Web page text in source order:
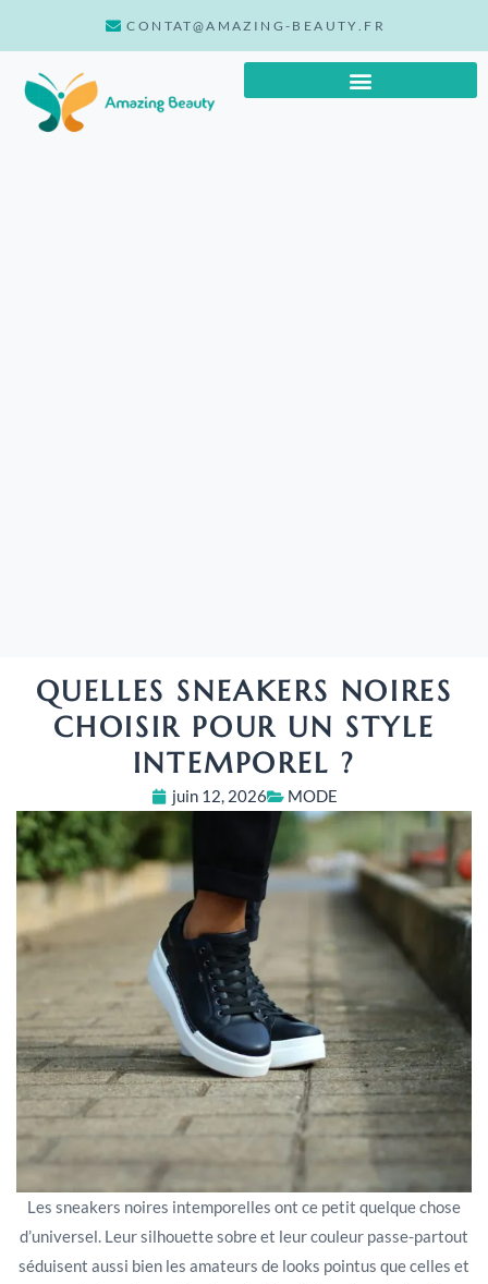
CONTAT@AMAZING-BEAUTY.FR
QUELLES SNEAKERS NOIRES
CHOISIR POUR UN STYLE
INTEMPOREL ?
juin 12, 2026 MODE
Les sneakers noires intemporelles ont ce petit quelque chose
d’universel. Leur silhouette sobre et leur couleur passe-partout
séduisent aussi bien les amateurs de looks pointus que celles et